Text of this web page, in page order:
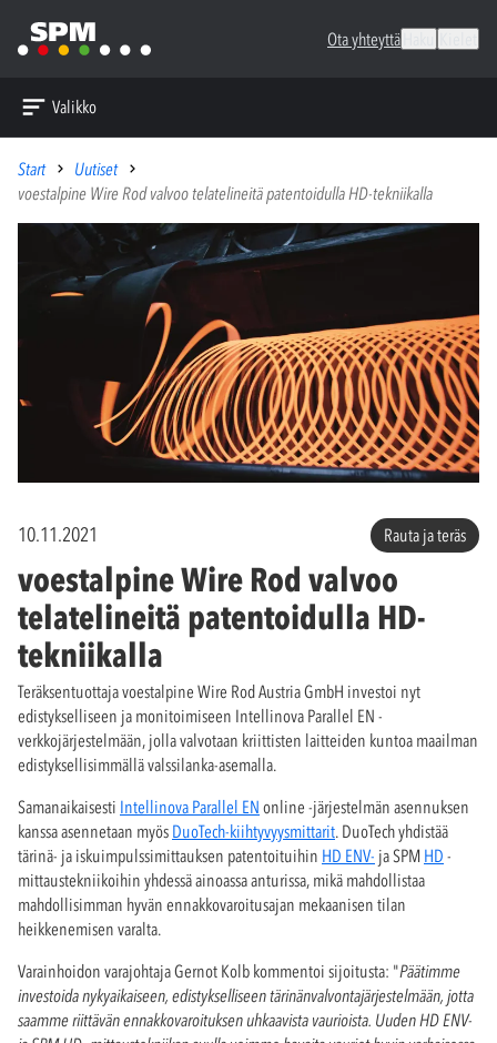
Ota yhteyttä
Valikko
Start
Uutiset
voestalpine Wire Rod valvoo telatelineitä patentoidulla HD-tekniikalla
10.11.2021 Rauta ja teräs
voestalpine Wire Rod valvoo
telatelineitä patentoidulla HD-
tekniikalla
Teräksentuottaja voestalpine Wire Rod Austria GmbH investoi nyt
edistykselliseen ja monitoimiseen Intellinova Parallel EN -
verkkojärjestelmään, jolla valvotaan kriittisten laitteiden kuntoa maailman
edistyksellisimmällä valssilanka-asemalla.
Samanaikaisesti Intellinova Parallel EN online -järjestelmän asennuksen
kanssa asennetaan myös DuoTech-kiihtyvyysmittarit. DuoTech yhdistää
tärinä- ja iskuimpulssimittauksen patentoituihin HD ENV- ja SPM HD -
mittaustekniikoihin yhdessä ainoassa anturissa, mikä mahdollistaa
mahdollisimman hyvän ennakkovaroitusajan mekaanisen tilan
heikkenemisen varalta.
Varainhoidon varajohtaja Gernot Kolb kommentoi sijoitusta: "Päätimme
investoida nykyaikaiseen, edistykselliseen tärinänvalvontajärjestelmään, jotta
saamme riittävän ennakkovaroituksen uhkaavista vaurioista. Uuden HD ENV-